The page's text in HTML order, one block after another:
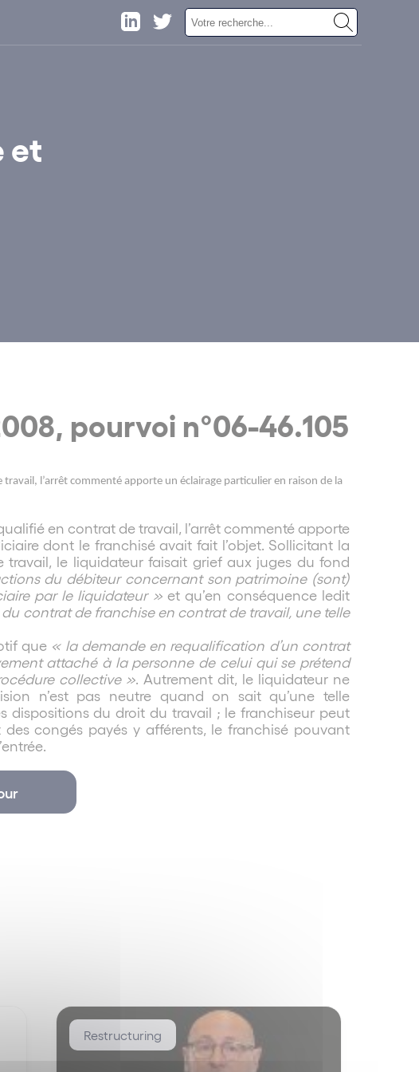
et
pourvoi n°06-46.105
l’arrêt commenté apporte un éclairage particulier en raison de la
en contrat de travail, l’arrêt commenté apporte
dont le franchisé avait fait l’objet. Sollicitant la
le liquidateur faisait grief aux juges du fond
du débiteur concernant son patrimoine (sont)
par le liquidateur »et qu’en conséquence ledit
contrat de franchise en contrat de travail, une telle
que « la demande en requalification d’un contrat
attaché à la personne de celui qui se prétend
collective » . Autrement dit, le liquidateur ne
n’est pas neutre quand on sait qu’une telle
dispositions du droit du travail ; le franchiseur peut
congés payés y afférents, le franchisé pouvant
Restructuring